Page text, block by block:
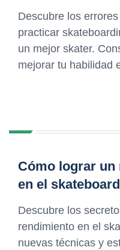
Descubre los
practicar
un mejor skater.
mejorar tu habilidad
Cómo lograr
en el
Descubre los
rendimiento en el
nuevas técnicas y